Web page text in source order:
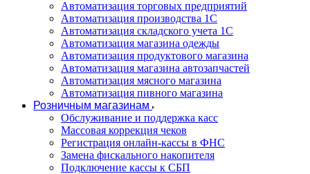
Автоматизация торговых предприятий
Автоматизация производства 1С
Автоматизация складского учета 1C
Автоматизация магазина одежды
Автоматизация продуктового магазина
Автоматизация магазина автозапчастей
Автоматизация мясного магазина
Автоматизация пивного магазина
Розничным магазинам
Обслуживание и поддержка касс
Массовая коррекция чеков
Регистрация онлайн-кассы в ФНС
Замена фискального накопителя
Подключение кассы к СБП